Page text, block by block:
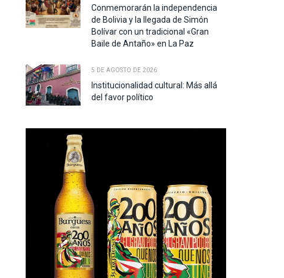
Conmemorarán la independencia
de Bolivia y la llegada de Simón
Bolívar con un tradicional «Gran
Baile de Antaño» en La Paz
5 DE AGOSTO DE 2026
Institucionalidad cultural: Más allá
del favor político